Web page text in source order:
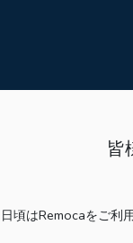
皆
日頃はRemocaをご利